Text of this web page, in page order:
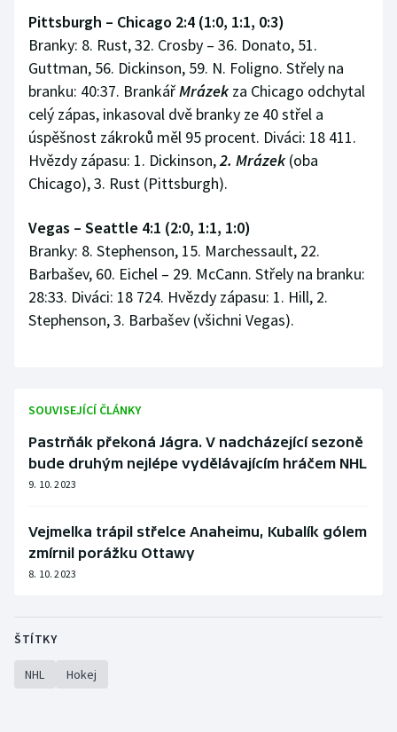
Pittsburgh – Chicago 2:4 (1:0, 1:1, 0:3)
Branky: 8. Rust, 32. Crosby – 36. Donato, 51.
Guttman, 56. Dickinson, 59. N. Foligno. Střely na
branku: 40:37. BrankářMrázek za Chicago odchytal
celý zápas, inkasoval dvě branky ze 40 střel a
úspěšnost zákroků měl 95 procent. Diváci: 18 411.
Hvězdy zápasu: 1. Dickinson,2. Mrázek (oba
Chicago), 3. Rust (Pittsburgh).
Vegas – Seattle 4:1 (2:0, 1:1, 1:0)
Branky: 8. Stephenson, 15. Marchessault, 22.
Barbašev, 60. Eichel – 29. McCann. Střely na branku:
28:33. Diváci: 18 724. Hvězdy zápasu: 1. Hill, 2.
Stephenson, 3. Barbašev (všichni Vegas).
SOUVISEJÍCÍ ČLÁNKY
Pastrňák překoná Jágra. V nadcházející sezoně
bude druhým nejlépe vydělávajícím hráčem NHL
9. 10. 2023
Vejmelka trápil střelce Anaheimu, Kubalík gólem
zmírnil porážku Ottawy
8. 10. 2023
ŠTÍTKY
NHL Hokej